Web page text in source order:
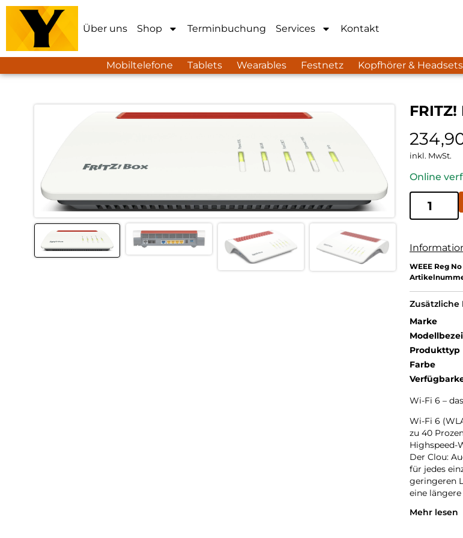
Über uns Shop Terminbuchung Services Kontakt
Mobiltelefone Tablets Wearables Festnetz Kopfhörer & Headsets
inkl. MwSt.
Online
WEEE Reg No
Marke
Produkttyp
Farbe
Wi-Fi 6 –
Wi-Fi 6
zu 40
Highspeed-
Der Clou:
für jedes
geringeren
eine
Natürlich
Mehr lesen